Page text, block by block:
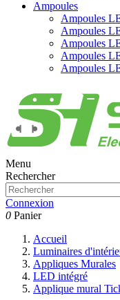
Ampoules
Ampoules
Ampoules
Ampoules
Ampoules
Ampoules
Menu
Rechercher
Connexion
0 Panier
Accueil
Luminaires
Appliques Murales
LED intégré
Applique mural